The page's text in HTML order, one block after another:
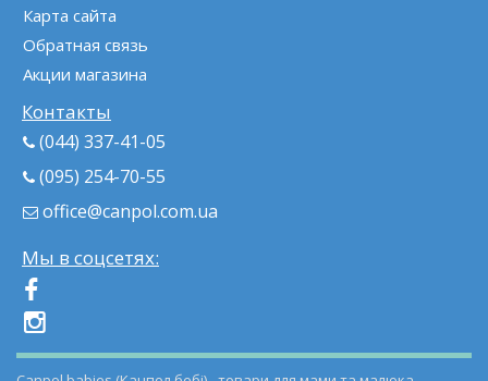
Карта сайта
Обратная связь
Акции магазина
Контакты
(044) 337-41-05
(095) 254-70-55
office@canpol.com.ua
Мы в соцсетях: